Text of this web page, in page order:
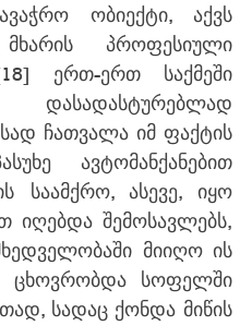
ობიექტი, აქვს
პროფესიული
ერთ-ერთ საქმეში
ჩათვალა იმ ფაქტის
ავტომანქანებით
საამქრო, ასევე, იყო
იღებდა შემოსავლებს,
მიიღო ის
ცხოვრობდა სოფელში
სადაც ქონდა მიწის